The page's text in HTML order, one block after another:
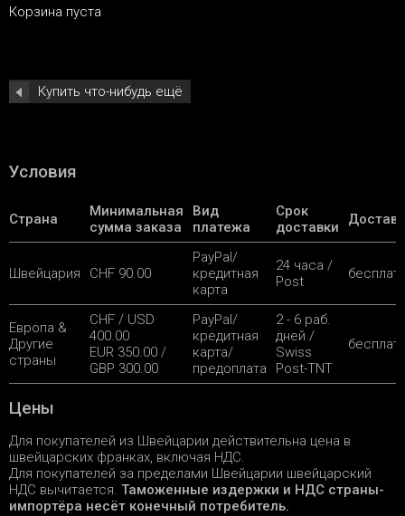
Корзина пуста
Купить что-нибудь ещё
Условия
Страна
Минимальная
сумма заказа
Вид
платежа
Срок
доставки
Швейцария CHF 90.00
PayPal/
кредитная
карта
24 часа /
Post
Европа &
Другие
страны
CHF / USD
400.00
EUR 350.00 /
GBP 300.00
PayPal/
кредитная
карта/
предоплата
2 - 6 раб.
дней /
Swiss
Post-TNT
Цены
Для покупателей из Швейцарии действительна цена в
швейцарских франках, включая НДС.
Для покупателей за пределами Швейцарии швейцарский
НДС вычитается. Таможенные издержки и НДС страны-
импортёра несёт конечный потребитель.